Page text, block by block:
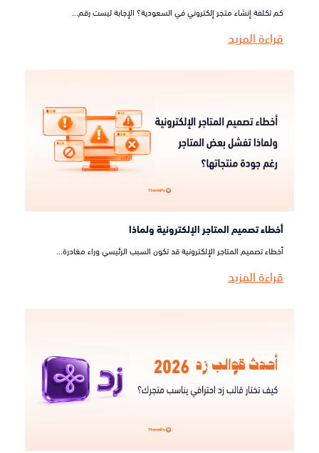
كم تكلفة إنشاء متجر إلكتروني في السعودية؟ الإجابة ليست رقم...
قراءة المزيد
أخطاء تصميم المتاجر الإلكترونية ولماذا
أخطاء تصميم المتاجر الإلكترونية قد تكون السبب الرئيسي وراء مغادرة...
قراءة المزيد